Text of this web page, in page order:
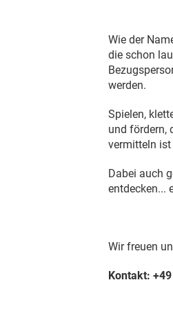
Wie der
die schon
werden.
Spielen,
und fördern,
vermitteln ist
Dabei auch
entdecken...
Wir freuen
Kontakt: